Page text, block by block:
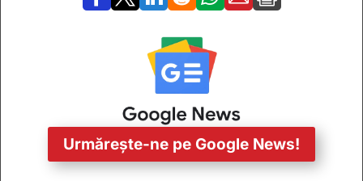
Urmărește-ne pe Google News!